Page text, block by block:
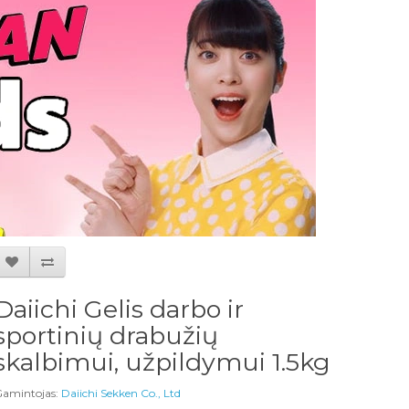
Gelis darbo ir
drabužių
užpildymui 1.5kg
Daiichi Sekken Co., Ltd